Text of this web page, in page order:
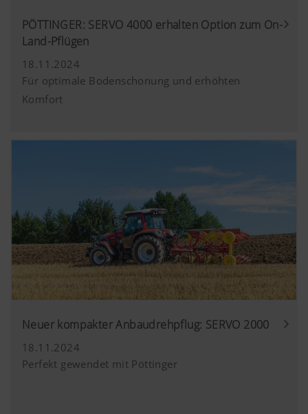
PÖTTINGER: SERVO 4000 erhalten Option zum On-
Land-Pflügen
18.11.2024
Für optimale Bodenschonung und erhöhten
Komfort
Neuer kompakter Anbaudrehpflug: SERVO 2000
18.11.2024
Perfekt gewendet mit Pöttinger